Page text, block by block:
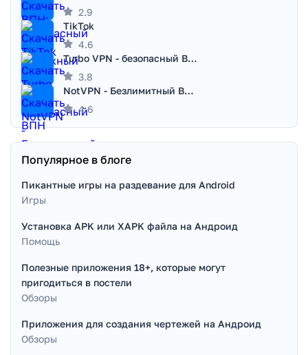
2.9
TikTok
4.6
Turbo VPN - безопасный ВПН
3.8
NotVPN - Безлимитный ВПН | VPN
4.6
Популярное в блоге
Пикантные игры на раздевание для Android
Игры
Установка APK или XAPK файла на Андроид
Помощь
Полезные приложения 18+, которые могут
пригодиться в постели
Обзоры
Приложения для создания чертежей на Андроид
Обзоры